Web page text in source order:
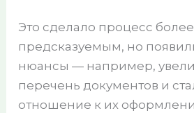
Это сделало процесс более
предсказуемым, но
нюансы — например,
перечень документов и
отношение к их